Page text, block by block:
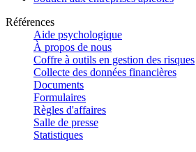
Références
Aide psychologique
À propos de nous
Coffre à outils en gestion des risques
Collecte des données financières
Documents
Formulaires
Règles d'affaires
Salle de presse
Statistiques